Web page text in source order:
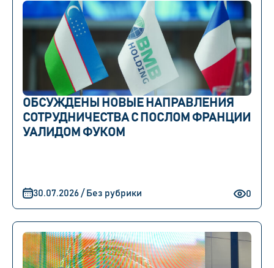
ОБСУЖДЕНЫ НОВЫЕ НАПРАВЛЕНИЯ
СОТРУДНИЧЕСТВА С ПОСЛОМ ФРАНЦИИ
УАЛИДОМ ФУКОМ
0
30.07.2026 / Без рубрики